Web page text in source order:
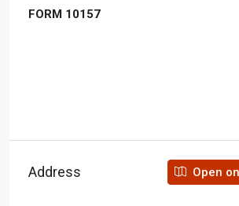
FORM 10157
Address Open